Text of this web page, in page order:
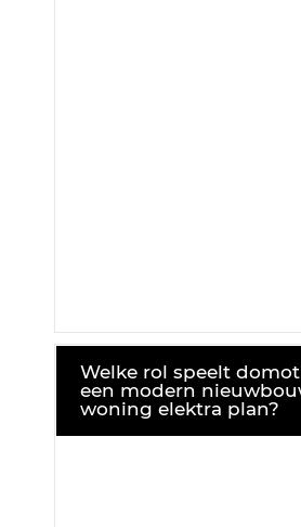
Welke rol speelt
een modern
woning elektra plan?